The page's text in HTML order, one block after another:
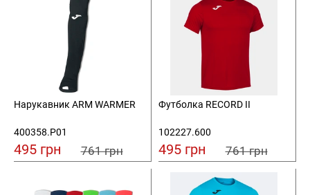
Нарукавник ARM WARMER
400358.P01
495 грн 761 грн
Футболка RECORD II
102227.600
495 грн 761 грн